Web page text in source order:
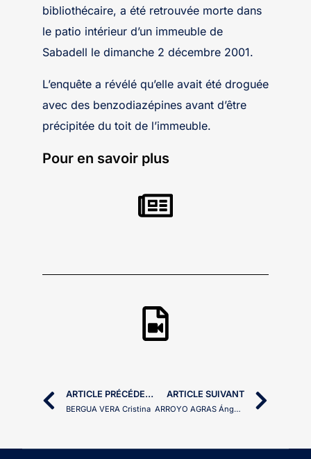
bibliothécaire, a été retrouvée morte dans
le patio intérieur d’un immeuble de
Sabadell le dimanche 2 décembre 2001.
L’enquête a révélé qu’elle avait été droguée
avec des benzodiazépines avant d’être
précipitée du toit de l’immeuble.
Pour en savoir plus
ARTICLE PRÉCÉDENT
BERGUA VERA Cristina
ARTICLE SUIVANT
ARROYO AGRAS Ángeles